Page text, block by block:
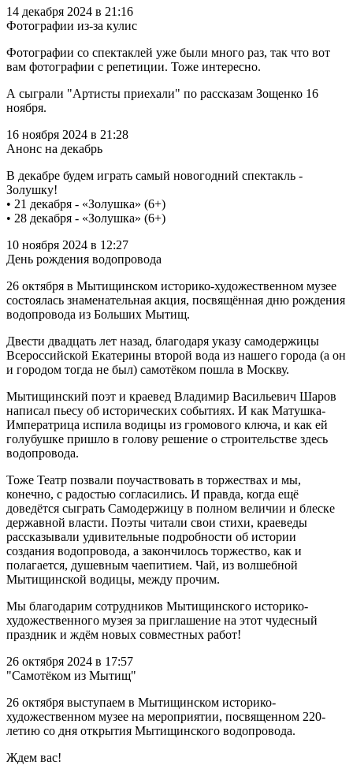
14 декабря 2024 в 21:16
Фотографии из-за кулис
Фотографии со спектаклей уже были много раз, так что вот
вам фотографии с репетиции. Тоже интересно.
А сыграли "Артисты приехали" по рассказам Зощенко 16
ноября.
16 ноября 2024 в 21:28
Анонс на декабрь
В декабре будем играть самый новогодний спектакль -
Золушку!
• 21 декабря - «Золушка» (6+)
• 28 декабря - «Золушка» (6+)
10 ноября 2024 в 12:27
День рождения водопровода
26 октября в Мытищинском историко-художественном музее
состоялась знаменательная акция, посвящённая дню рождения
водопровода из Больших Мытищ.
Двести двадцать лет назад, благодаря указу самодержицы
Всероссийской Екатерины второй вода из нашего города (а он
и городом тогда не был) самотёком пошла в Москву.
Мытищинский поэт и краевед Владимир Васильевич Шаров
написал пьесу об исторических событиях. И как Матушка-
Императрица испила водицы из громового ключа, и как ей
голубушке пришло в голову решение о строительстве здесь
водопровода.
Тоже Театр позвали поучаствовать в торжествах и мы,
конечно, с радостью согласились. И правда, когда ещё
доведётся сыграть Самодержицу в полном величии и блеске
державной власти. Поэты читали свои стихи, краеведы
рассказывали удивительные подробности об истории
создания водопровода, а закончилось торжество, как и
полагается, душевным чаепитием. Чай, из волшебной
Мытищинской водицы, между прочим.
Мы благодарим сотрудников Мытищинского историко-
художественного музея за приглашение на этот чудесный
праздник и ждём новых совместных работ!
26 октября 2024 в 17:57
"Самотёком из Мытищ"
26 октября выступаем в Мытищинском историко-
художественном музее на мероприятии, посвященном 220-
летию со дня открытия Мытищинского водопровода.
Ждем вас!